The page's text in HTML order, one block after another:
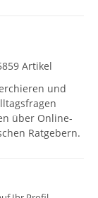
Artikel
und
über Online-
Ratgebern.